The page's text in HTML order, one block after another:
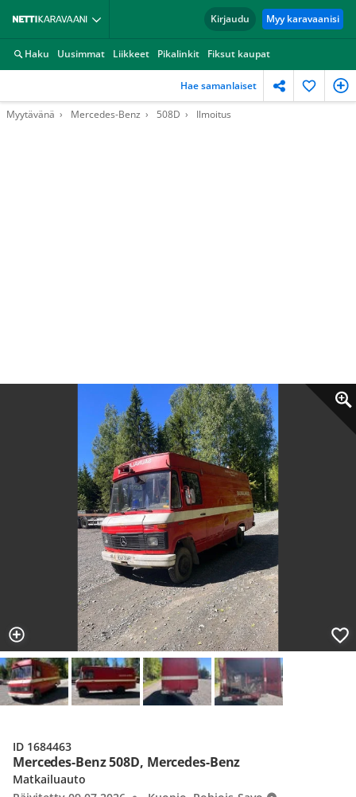
Kirjaudu Myy karavaanisi
Haku Uusimmat Liikkeet Pikalinkit Fiksut kaupat
Hae samanlaiset
Myytävänä Mercedes-Benz 508D Ilmoitus
Mercedes-Benz 508D, Mercedes-Benz
Matkailuauto
ID 1684463